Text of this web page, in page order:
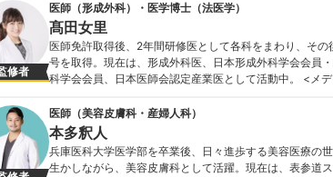
修者
医師（形成外科）・医学博士（法医学）
髙田女里
医師免許取得後、2年間研修医として各科をまわり、そ
号を取得。現在は、形成外科医、日本形成外科学会会員
科学会会員、日本医師会認定産業医として活動中。 <メ
「NMB とまなぶくん」 ・テレビ東京「業界調査バラエ
の窓」「恋のから騒ぎ」16 期生(2009 年医学部生時代)
ンサー」・グノシー「トレンド超予測」
髙田女里のプロフィール
医師（美容皮膚科・産婦人科）
本多釈人
兵庫医科大学医学部を卒業後、日々進歩する美容医療の
生かしながら、美容皮膚科として活躍。現在は、表参道